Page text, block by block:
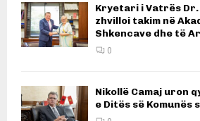
Kryetari i Vatrës Dr.
zhvilloi takim në
Shkencave dhe të
0
Nikollë Camaj uron
e Ditës së Komunës